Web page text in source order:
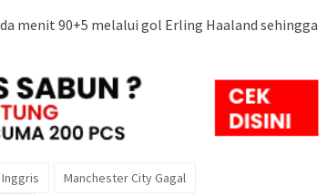
menit 90+5 melalui gol Erling Haaland sehingga
Manchester City Gagal